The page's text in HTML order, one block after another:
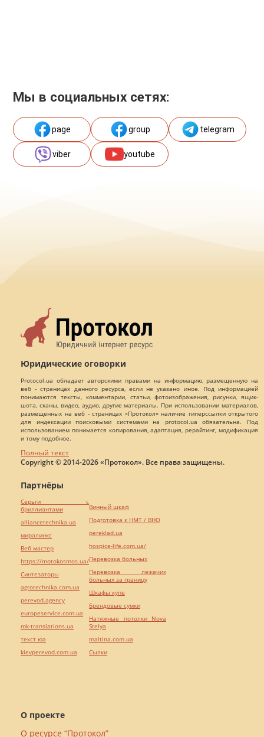
Мы в социальных сетях:
page group telegram
viber youtube
Юридические оговорки
Protocol.ua обладает авторскими правами на информацию, размещенную на
веб - страницах данного ресурса, если не указано иное. Под информацией
понимаются тексты, комментарии, статьи, фотоизображения, рисунки, ящик-
шота, сканы, видео, аудио, другие материалы. При использовании материалов,
размещенных на веб - страницах «Протокол» наличие гиперссылки открытого
для индексации поисковыми системами на protocol.ua обязательна. Под
использованием понимается копирования, адаптация, рерайтинг, модификация
и тому подобное.
Полный текст
Copyright © 2014-2026 «Протокол». Все права защищены.
О проекте
О ресурсе “Протокол”
Партнёры
Серьги с
бриллиантами
alliancetechnika.ua
миралинкс
Веб мастер
https://motokosmos.ua/
Синтезаторы
agrotechnika.com.ua
perevod.agency
europeservice.com.ua
mk-translations.ua
текст юа
kievperevod.com.ua
Винный шкаф
Подготовка к НМТ / ВНО
pereklad.ua
hospice-life.com.ua/
Перевозка больных
Перевозка лежачих
больных за границу
Шкафы купе
Брендовые сумки
Натяжные потолки Nova
Stelya
maltina.com.ua
Cылки